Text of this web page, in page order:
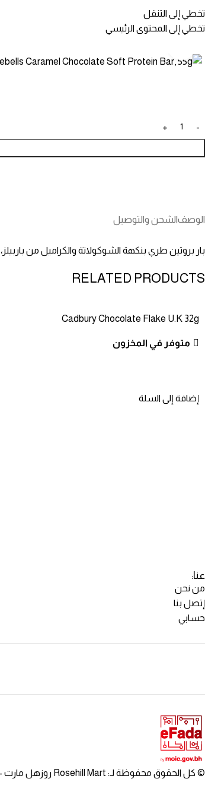
تخطي إلى التنقل
تخطي إلى المحتوى الرئيسي
الوصفالشحن والتوصيل
بار بروتين طري بنكهة الشوكولاتة والكراميل من باربيلز، 55 غرام
RELATED PRODUCTS
Cadbury Chocolate Flake U.K 32g
متوفر في المخزون
إضافة إلى السلة
عنا:
من نحن
إتصل بنا
حسابي
© كل الحقوق محفوظة لـ: Rosehill Mart روزهل مارت - البحرين